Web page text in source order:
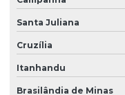
Santa Juliana
Cruzília
Itanhandu
Brasilândia de Minas